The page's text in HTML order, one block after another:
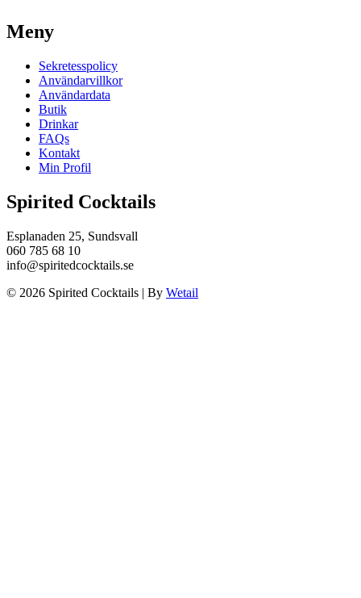
Meny
Sekretesspolicy
Användarvillkor
Användardata
Butik
Drinkar
FAQs
Kontakt
Min Profil
Spirited Cocktails
Esplanaden 25, Sundsvall
060 785 68 10
info@spiritedcocktails.se
© 2026 Spirited Cocktails | By Wetail